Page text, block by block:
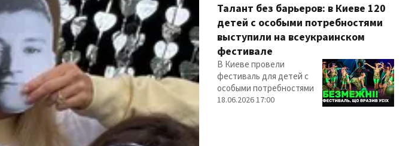
Талант без барьеров: в Киеве 120
детей с особыми потребностями
выступили на всеукраинском
фестивале
В Киеве провели
фестиваль для детей с
особыми потребностями
18.06.2026 17:00